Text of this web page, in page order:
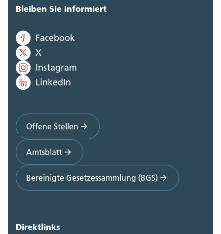
Bleiben Sie informiert
Facebook
X
Instagram
LinkedIn
Offene Stellen
Amtsblatt
Bereinigte Gesetzessammlung (BGS)
Direktlinks